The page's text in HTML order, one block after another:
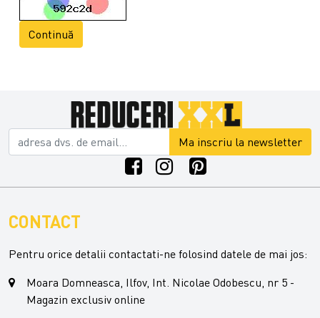
Continuă
Ma inscriu la newsletter
CONTACT
Pentru orice detalii contactati-ne folosind datele de mai jos:
Moara Domneasca, Ilfov, Int. Nicolae Odobescu, nr 5 -
Magazin exclusiv online